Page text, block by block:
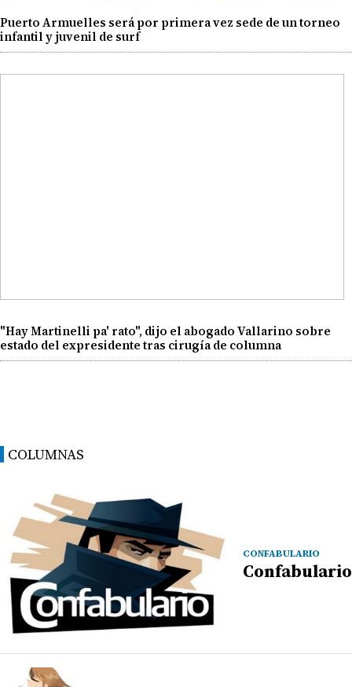
Puerto Armuelles será por primera vez sede de un torneo
infantil y juvenil de surf
"Hay Martinelli pa' rato", dijo el abogado Vallarino sobre
estado del expresidente tras cirugía de columna
COLUMNAS
CONFABULARIO
Confabulario